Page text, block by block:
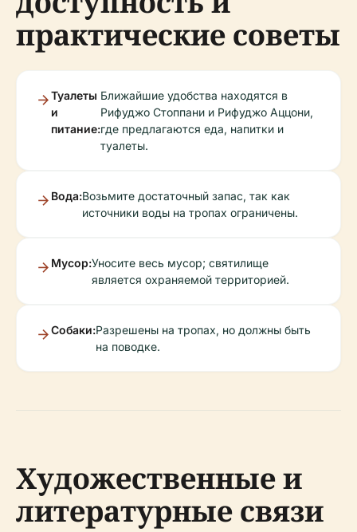
практические советы
Туалеты
и
питание:
Ближайшие удобства находятся в
Рифуджо Стоппани и Рифуджо Аццони,
где предлагаются еда, напитки и
туалеты.
Вода:Возьмите достаточный запас, так как
источники воды на тропах ограничены.
Мусор:Уносите весь мусор; святилище
является охраняемой территорией.
Собаки:Разрешены на тропах, но должны быть
на поводке.
Художественные и
литературные связи